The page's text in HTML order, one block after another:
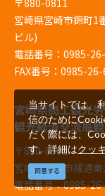
〒880-0811
宮崎県宮崎市錦町1
ビル)
電話番号：0985-
FAX番号：0985-
宮崎県商工観光
観光経済交流局
〒880-8501
宮崎県宮崎市橘通
電話番号：0985-
当サイトでは、
信のために
だく際には、
す。詳細はクッ
同意する